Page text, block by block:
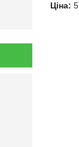
Ціна: